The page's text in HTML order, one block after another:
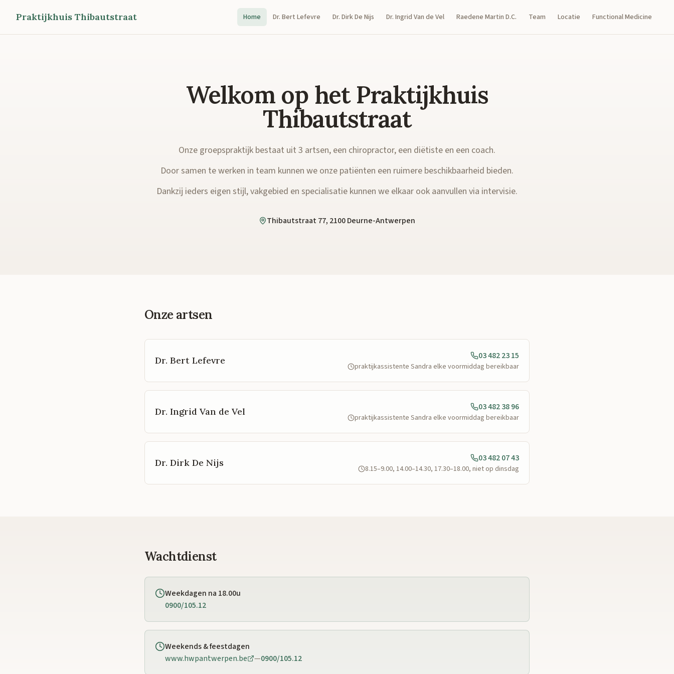
Praktijkhuis Thibautstraat Home Dr. Bert Lefevre Dr. Dirk De Nijs Dr. Ingrid Van de Vel Raedene Martin D.C. Team Locatie Functional Medicine
Welkom op het Praktijkhuis
Thibautstraat
Onze groepspraktijk bestaat uit 3 artsen, een chiropractor, een diëtiste en een coach.
Door samen te werken in team kunnen we onze patiënten een ruimere beschikbaarheid bieden.
Dankzij ieders eigen stijl, vakgebied en specialisatie kunnen we elkaar ook aanvullen via intervisie.
Thibautstraat 77, 2100 Deurne-Antwerpen
Onze artsen
Dr. Bert Lefevre 03 482 23 15
praktijkassistente Sandra elke voormiddag bereikbaar
Dr. Ingrid Van de Vel 03 482 38 96
praktijkassistente Sandra elke voormiddag bereikbaar
Dr. Dirk De Nijs 03 482 07 43
8.15–9.00, 14.00–14.30, 17.30–18.00, niet op dinsdag
Wachtdienst
Weekdagen na 18.00u
0900/105.12
Weekends & feestdagen
www.hwpantwerpen.be
—0900/105.12